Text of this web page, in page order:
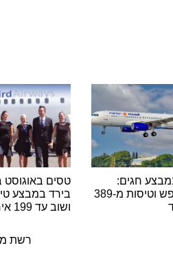
חגים:
חבילות נופש וטיסות מ-389
טסים באוגוסט
בירד במבצע טיסות
ושוב עד 199 אירו
רשת